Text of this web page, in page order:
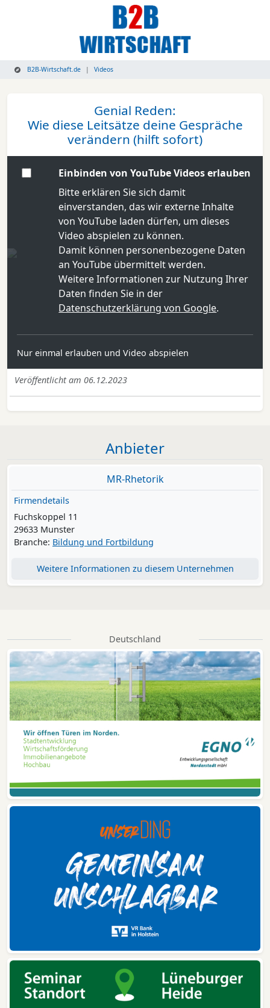
B2B-Wirtschaft.de Videos
Genial Reden:
Wie diese Leitsätze deine Gespräche
verändern (hilft sofort)
Einbinden von YouTube Videos erlauben
Bitte erklären Sie sich damit
einverstanden, das wir externe Inhalte
von YouTube laden dürfen, um dieses
Video abspielen zu können.
Damit können personenbezogene Daten
an YouTube übermittelt werden.
Weitere Informationen zur Nutzung Ihrer
Daten finden Sie in der
Datenschutzerklärung von Google.
Nur einmal erlauben und Video abspielen
Veröffentlicht am 06.12.2023
Anbieter
MR-Rhetorik
Firmendetails
Fuchskoppel 11
29633 Munster
Branche: Bildung und Fortbildung
Weitere Informationen zu diesem Unternehmen
Deutschland